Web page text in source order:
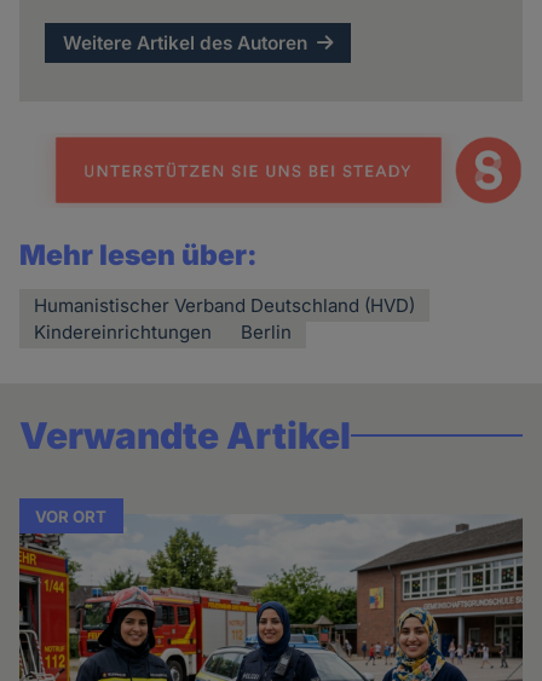
Weitere Artikel des Autoren
Mehr lesen über:
Humanistischer Verband Deutschland (HVD)
Kindereinrichtungen
Berlin
Verwandte Artikel
VOR ORT